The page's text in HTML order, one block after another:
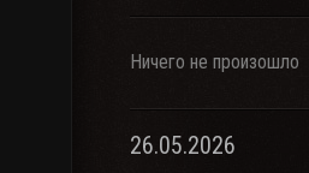
Ничего не произошло
26.05.2026